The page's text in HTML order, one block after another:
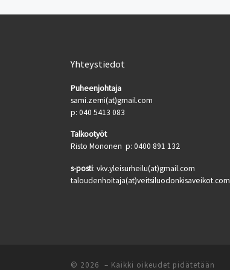
Yhteystiedot
Puheenjohtaja
sami.zerni(at)gmail.com
p: 040 5413 083
Talkootyöt
Risto Mononen p: 0400 891 132
s-posti: vkv.yleisurheilu(at)gmail.com
taloudenhoitaja(at)veitsiluodonkisaveikot.com
© 2026 – Kaikki oikeudet pidätetään